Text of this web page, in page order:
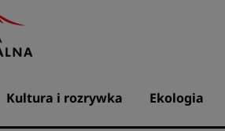
Kultura i rozrywka Ekologia